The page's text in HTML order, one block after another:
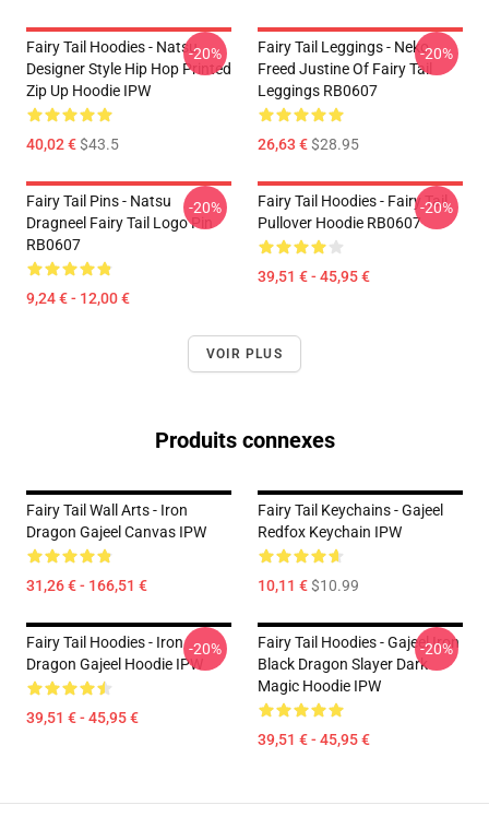
Fairy Tail Hoodies - Natsu
Designer Style Hip Hop Printed
Zip Up Hoodie IPW
40,02 €$43.5
-20%
Fairy Tail Leggings - Neko
Freed Justine Of Fairy Tail
Leggings RB0607
26,63 €$28.95
-20%
Fairy Tail Pins - Natsu
Dragneel Fairy Tail Logo Pin
RB0607
9,24 € - 12,00 €
-20%
Fairy Tail Hoodies - Fairy Tail
Pullover Hoodie RB0607
39,51 € - 45,95 €
-20%
VOIR PLUS
Produits connexes
Fairy Tail Wall Arts - Iron
Dragon Gajeel Canvas IPW
31,26 € - 166,51 €
Fairy Tail Keychains - Gajeel
Redfox Keychain IPW
10,11 €$10.99
Fairy Tail Hoodies - Iron
Dragon Gajeel Hoodie IPW
39,51 € - 45,95 €
-20%
Fairy Tail Hoodies - Gajeel Iron
Black Dragon Slayer Dark
Magic Hoodie IPW
39,51 € - 45,95 €
-20%